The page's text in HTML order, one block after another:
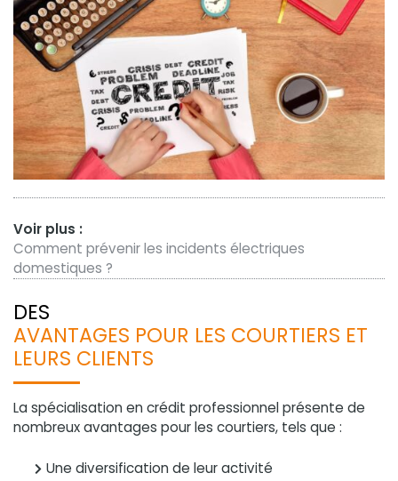
Voir plus :
Comment prévenir les incidents électriques
domestiques ?
DES
AVANTAGES POUR LES COURTIERS ET
LEURS CLIENTS
La spécialisation en crédit professionnel présente de
nombreux avantages pour les courtiers, tels que :
Une diversification de leur activité